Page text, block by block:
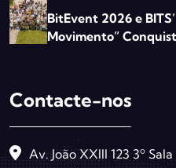
BitEvent 2026 e
Movimento”
Contacte-nos
Av. João XXIII 123 3º